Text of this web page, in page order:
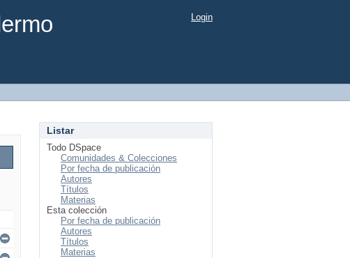
Login
Listar
Todo DSpace
Comunidades & Colecciones
Por fecha de publicación
Autores
Títulos
Materias
Esta colección
Por fecha de publicación
Autores
Títulos
Materias